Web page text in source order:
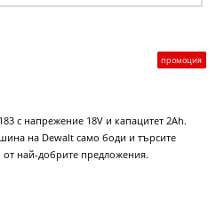
промоция
с напрежение 18V и капацитет 2Ah.
на Dewalt само боди и търсите
от най-добрите предложения.